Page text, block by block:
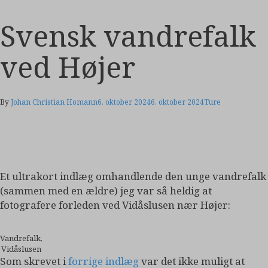
Svensk vandrefalk
ved Højer
ByJohan Christian Homann6. oktober 20246. oktober 2024Ture
Et ultrakort indlæg omhandlende den unge vandrefalk
(sammen med en ældre) jeg var så heldig at
fotografere forleden ved Vidåslusen nær Højer:
Vandrefalk,
Vidåslusen
Som skrevet iforrige indlægvar det ikke muligt at